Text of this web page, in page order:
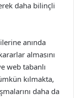
daha bilinçli
anında
almasını
web tabanlı
kılmakta,
daha da